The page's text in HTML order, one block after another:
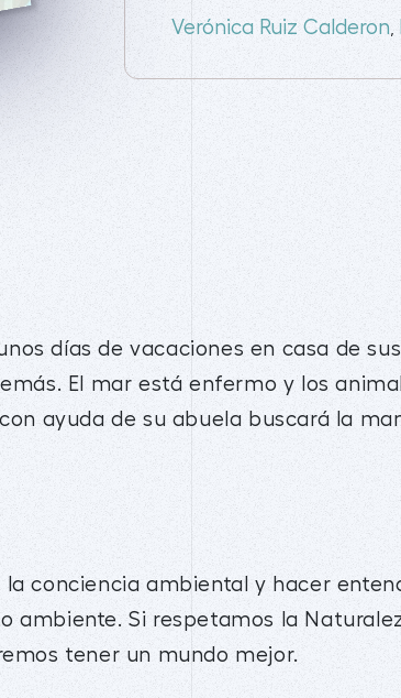
Verónica Ruiz Calderon,
días de vacaciones en casa de
El mar está enfermo y los
ayuda de su abuela buscará la
conciencia ambiental y hacer
ambiente. Si respetamos la
tener un mundo mejor.